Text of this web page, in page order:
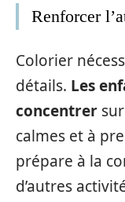
Renforcer
Colorier
détails. Les
concentrer
calmes et à
prépare à la
d’autres